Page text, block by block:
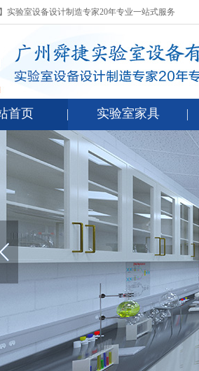
实验室设备设计制造专家20年专业一站式服务
首页 实验室家具